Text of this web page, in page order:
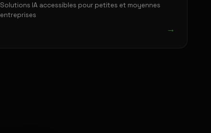
Solutions IA accessibles pour petites et moyennes
entreprises
→